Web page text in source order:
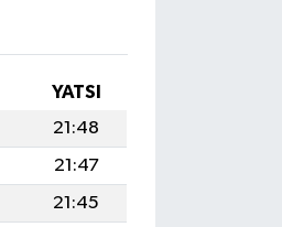
YATSI
21:48
21:47
21:45